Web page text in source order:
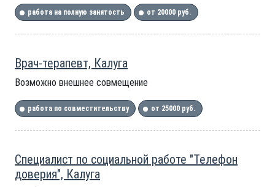
работа на полную занятость от 20000 руб.
Врач-терапевт, Калуга
Возможно внешнее совмещение
работа по совместительству от 25000 руб.
Специалист по социальной работе "Телефон
доверия", Калуга